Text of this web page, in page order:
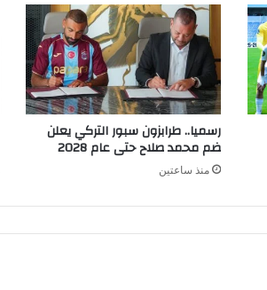
رسميا.. طرابزون سبور التركي يعلن
ضم محمد صلاح حتى عام 2028
منذ ساعتين